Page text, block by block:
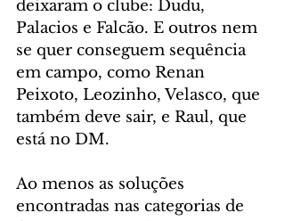
deixaram o clube: Dudu,
Palacios e Falcão. E outros nem
se quer conseguem sequência
em campo, como Renan
Peixoto, Leozinho, Velasco, que
também deve sair, e Raul, que
está no DM.
Ao menos as soluções
encontradas nas categorias de